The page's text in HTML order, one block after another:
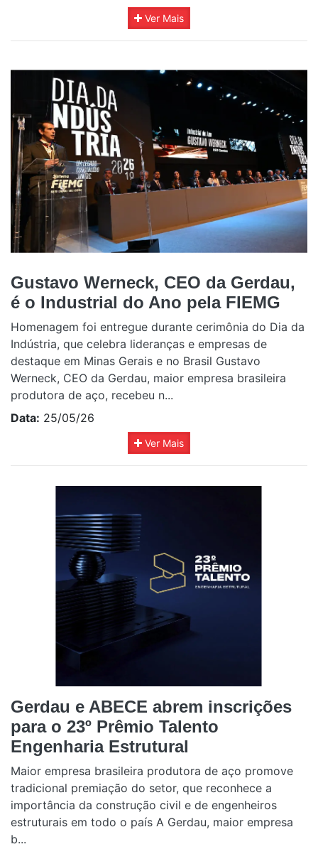
Ver Mais
Gustavo Werneck, CEO da Gerdau,
é o Industrial do Ano pela FIEMG
Homenagem foi entregue durante cerimônia do Dia da
Indústria, que celebra lideranças e empresas de
destaque em Minas Gerais e no Brasil Gustavo
Werneck, CEO da Gerdau, maior empresa brasileira
produtora de aço, recebeu n...
Data: 25/05/26
Ver Mais
Gerdau e ABECE abrem inscrições
para o 23º Prêmio Talento
Engenharia Estrutural
Maior empresa brasileira produtora de aço promove
tradicional premiação do setor, que reconhece a
importância da construção civil e de engenheiros
estruturais em todo o país A Gerdau, maior empresa
b...